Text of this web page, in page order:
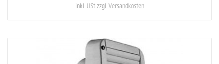
inkl. UStzzgl. Versandkosten